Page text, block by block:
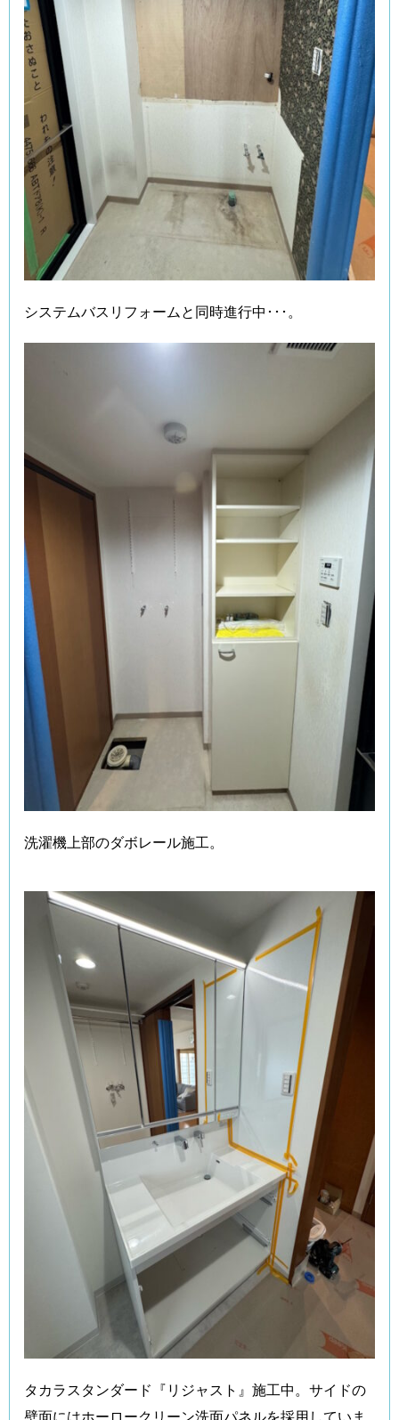
システムバスリフォームと同時進行中･･･。
洗濯機上部のダボレール施工。
タカラスタンダード『リジャスト』施工中。サイドの
壁面にはホーロークリーン洗面パネルを採用していま